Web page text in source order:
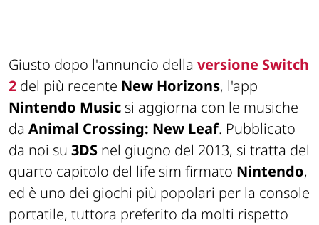
Giusto dopo l'annuncio della versione Switch
2 del più recente New Horizons, l'app
Nintendo Music si aggiorna con le musiche
da Animal Crossing: New Leaf. Pubblicato
da noi su 3DS nel giugno del 2013, si tratta del
quarto capitolo del life sim firmato Nintendo,
ed è uno dei giochi più popolari per la console
portatile, tuttora preferito da molti rispetto